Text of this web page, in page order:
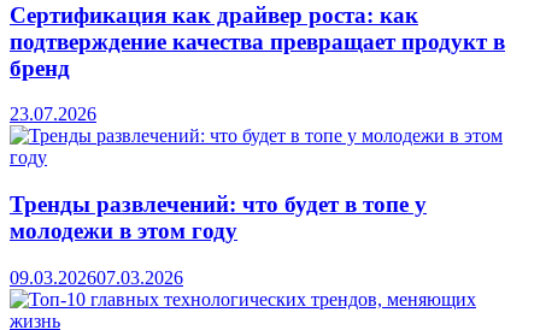
Сертификация как драйвер роста: как
подтверждение качества превращает продукт в
бренд
23.07.2026
Тренды развлечений: что будет в топе у
молодежи в этом году
09.03.202607.03.2026